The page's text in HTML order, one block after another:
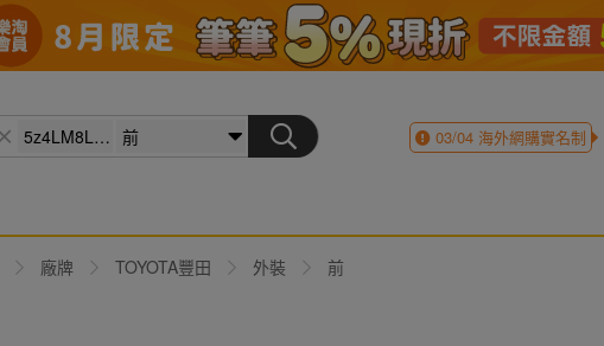
03/04海外網購實名制
廠牌 TOYOTA豐田 外裝 前